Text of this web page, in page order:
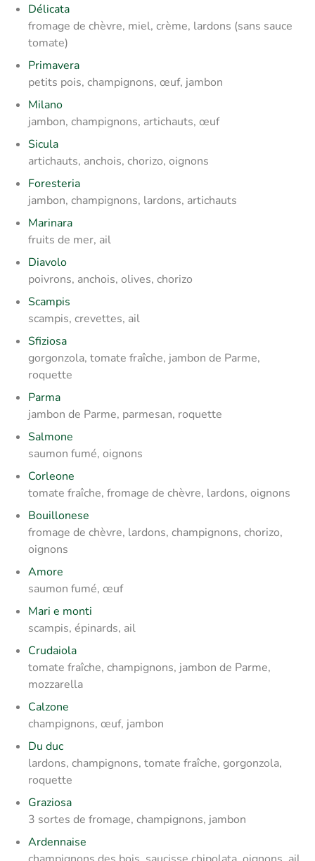
Délicata
fromage de chèvre, miel, crème, lardons (sans sauce
tomate)
Primavera
petits pois, champignons, œuf, jambon
Milano
jambon, champignons, artichauts, œuf
Sicula
artichauts, anchois, chorizo, oignons
Foresteria
jambon, champignons, lardons, artichauts
Marinara
fruits de mer, ail
Diavolo
poivrons, anchois, olives, chorizo
Scampis
scampis, crevettes, ail
Sfiziosa
gorgonzola, tomate fraîche, jambon de Parme,
roquette
Parma
jambon de Parme, parmesan, roquette
Salmone
saumon fumé, oignons
Corleone
tomate fraîche, fromage de chèvre, lardons, oignons
Bouillonese
fromage de chèvre, lardons, champignons, chorizo,
oignons
Amore
saumon fumé, œuf
Mari e monti
scampis, épinards, ail
Crudaiola
tomate fraîche, champignons, jambon de Parme,
mozzarella
Calzone
champignons, œuf, jambon
Du duc
lardons, champignons, tomate fraîche, gorgonzola,
roquette
Graziosa
3 sortes de fromage, champignons, jambon
Ardennaise